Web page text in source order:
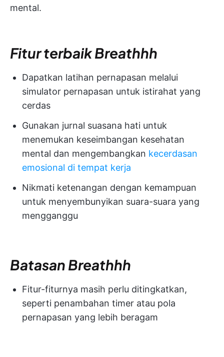
mental.
Fitur terbaik Breathhh
Dapatkan latihan pernapasan melalui
simulator pernapasan untuk istirahat yang
cerdas
Gunakan jurnal suasana hati untuk
menemukan keseimbangan kesehatan
mental dan mengembangkan kecerdasan
emosional di tempat kerja
Nikmati ketenangan dengan kemampuan
untuk menyembunyikan suara-suara yang
mengganggu
Batasan Breathhh
Fitur-fiturnya masih perlu ditingkatkan,
seperti penambahan timer atau pola
pernapasan yang lebih beragam